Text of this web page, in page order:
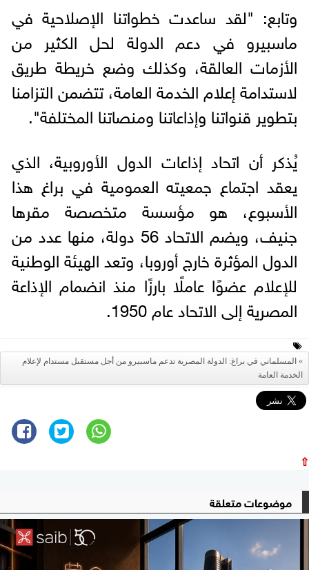
وتابع: "لقد ساعدت خطواتنا الإصلاحية في
ماسبيرو في دعم الدولة لحل الكثير من
الأزمات العالقة، وكذلك وضع خريطة طريق
لاستدامة إعلام الخدمة العامة، تتضمن التزامنا
بتطوير قنواتنا وإذاعاتنا ومنصاتنا المختلفة".
يُذكر أن اتحاد إذاعات الدول الأوروبية، الذي
يعقد اجتماع جمعيته العمومية في براغ هذا
الأسبوع، هو مؤسسة متخصصة مقرها
جنيف، ويضم الاتحاد 56 دولة، منها عدد من
الدول المؤثرة خارج أوروبا، وتعد الهيئة الوطنية
للإعلام عضوًا عاملًا بارزًا منذ انضمام الإذاعة
المصرية إلى الاتحاد عام 1950.
المسلماني في براغ: الدولة المصرية تدعم ماسبيرو من أجل مستقبل مستدام لإعلام
الخدمة العامة
⇧
موضوعات متعلقة